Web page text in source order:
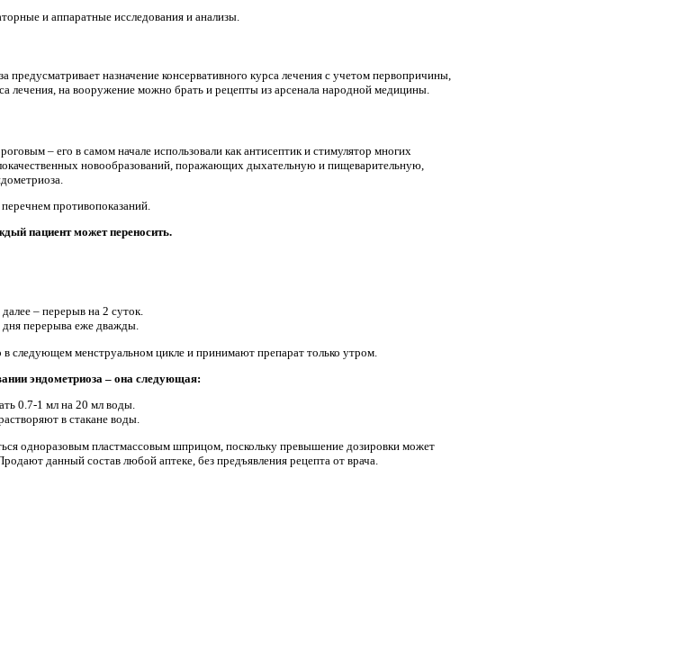
и аппаратные исследования и анализы.
назначение консервативного курса лечения с учетом первопричины,
лечения, на вооружение можно брать и рецепты из арсенала народной медицины.
– его в самом начале использовали как антисептик и стимулятор многих
новообразований, поражающих дыхательную и пищеварительную,
противопоказаний.
пациент может переносить.
– перерыв на 2 суток.
дня перерыва еже дважды.
следующем менструальном цикле и принимают препарат только утром.
эндометриоза – она следующая:
0.7-1 мл на 20 мл воды.
в стакане воды.
одноразовым пластмассовым шприцом, поскольку превышение дозировки может
данный состав любой аптеке, без предъявления рецепта от врача.